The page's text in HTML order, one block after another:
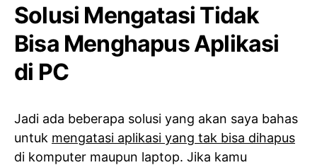
Solusi Mengatasi Tidak
Bisa Menghapus Aplikasi
di PC
Jadi ada beberapa solusi yang akan saya bahas
untuk mengatasi aplikasi yang tak bisa dihapus
di komputer maupun laptop. Jika kamu